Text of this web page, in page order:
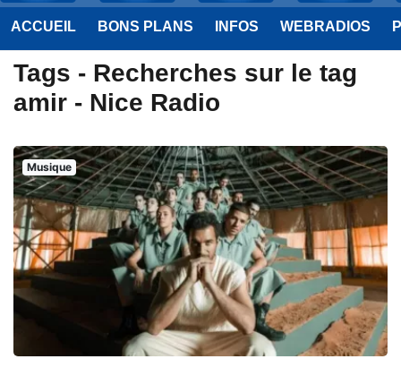
ACCUEIL BONS PLANS INFOS WEBRADIOS
Tags - Recherches sur le tag
amir - Nice Radio
Musique